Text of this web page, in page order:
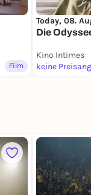
Film
Today, 08.
Die
Kino Intimes
keine